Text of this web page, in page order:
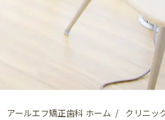
アールエフ矯正歯科 ホーム クリニッ